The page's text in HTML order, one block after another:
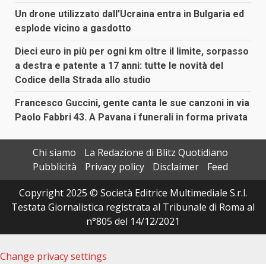
Un drone utilizzato dall’Ucraina entra in Bulgaria ed
esplode vicino a gasdotto
Dieci euro in più per ogni km oltre il limite, sorpasso
a destra e patente a 17 anni: tutte le novità del
Codice della Strada allo studio
Francesco Guccini, gente canta le sue canzoni in via
Paolo Fabbri 43. A Pavana i funerali in forma privata
Chi siamo
La Redazione di Blitz Quotidiano
Pubblicità
Privacy policy Disclaimer
Feed
Copyright 2025 © Società Editrice Multimediale S.r.l.
Testata Giornalistica registrata al Tribunale di Roma al
n°805 del 14/12/2021
Change privacy settings